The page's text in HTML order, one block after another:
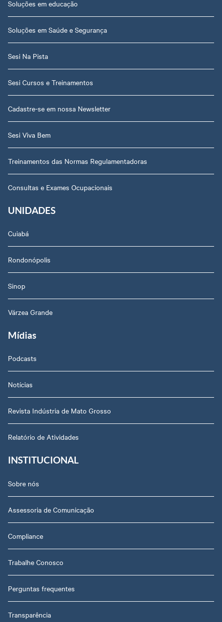
Soluções em educação
Soluções em Saúde e Segurança
Sesi Na Pista
Sesi Cursos e Treinamentos
Cadastre-se em nossa Newsletter
Sesi Viva Bem
Treinamentos das Normas Regulamentadoras
Consultas e Exames Ocupacionais
UNIDADES
Cuiabá
Rondonópolis
Sinop
Várzea Grande
Mídias
Podcasts
Notícias
Revista Indústria de Mato Grosso
Relatório de Atividades
INSTITUCIONAL
Sobre nós
Assessoria de Comunicação
Compliance
Trabalhe Conosco
Perguntas frequentes
Transparência